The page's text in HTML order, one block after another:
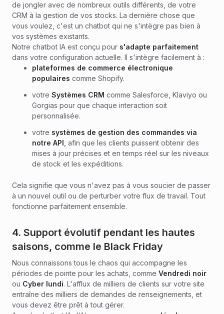
de jongler avec de nombreux outils différents, de votre
CRM à la gestion de vos stocks. La dernière chose que
vous voulez, c'est un chatbot qui ne s'intègre pas bien à
vos systèmes existants.
Notre chatbot IA est conçu pour s'adapte parfaitement
dans votre configuration actuelle. Il s'intègre facilement à :
plateformes de commerce électronique
populaires comme Shopify.
votre Systèmes CRM comme Salesforce, Klaviyo ou
Gorgias pour que chaque interaction soit
personnalisée.
votre systèmes de gestion des commandes via
notre API , afin que les clients puissent obtenir des
mises à jour précises et en temps réel sur les niveaux
de stock et les expéditions.
Cela signifie que vous n'avez pas à vous soucier de passer
à un nouvel outil ou de perturber votre flux de travail. Tout
fonctionne parfaitement ensemble.
4. Support évolutif pendant les hautes
saisons, comme le Black Friday
Nous connaissons tous le chaos qui accompagne les
périodes de pointe pour les achats, comme Vendredi noir
ou Cyber lundi. L'afflux de milliers de clients sur votre site
entraîne des milliers de demandes de renseignements, et
vous devez être prêt à tout gérer.